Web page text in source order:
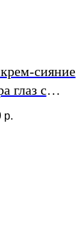
сияние
глаз с
комплексом
р.